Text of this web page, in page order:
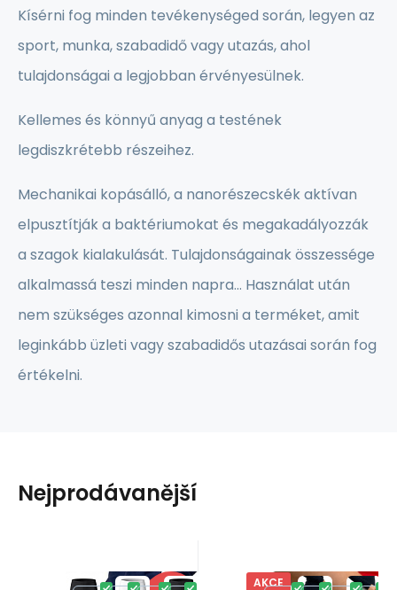
Kísérni fog minden tevékenységed során, legyen az
sport, munka, szabadidő vagy utazás, ahol
tulajdonságai a legjobban érvényesülnek.
Kellemes és könnyű anyag a testének
legdiszkrétebb részeihez.
Mechanikai kopásálló, a nanorészecskék aktívan
elpusztítják a baktériumokat és megakadályozzák
a szagok kialakulását. Tulajdonságainak összessége
alkalmassá teszi minden napra... Használat után
nem szükséges azonnal kimosni a terméket, amit
leginkább üzleti vagy szabadidős utazásai során fog
értékelni.
Nejprodávanější
Kód:SIL_DBX
Raktáron
AKCE Kód:
Raktáron